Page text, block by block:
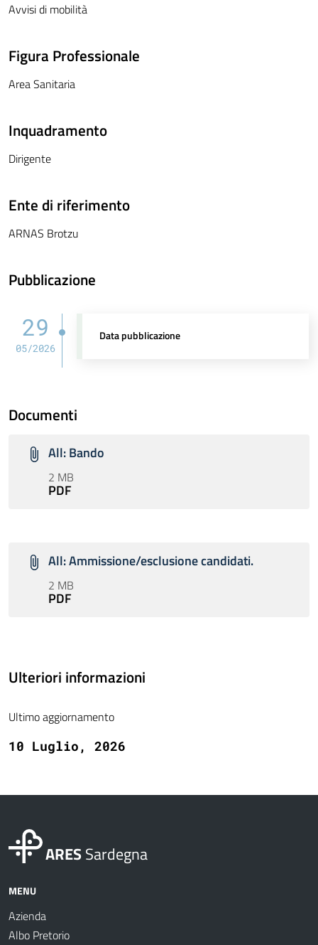
Avvisi di mobilità
Figura Professionale
Area Sanitaria
Inquadramento
Dirigente
Ente di riferimento
ARNAS Brotzu
Pubblicazione
29
05/2026
Data pubblicazione
Documenti
All: Bando
2 MB
PDF
All: Ammissione/esclusione candidati.
2 MB
PDF
Ulteriori informazioni
Ultimo aggiornamento
10 Luglio, 2026
ARESSardegna
MENU
Azienda
Albo Pretorio